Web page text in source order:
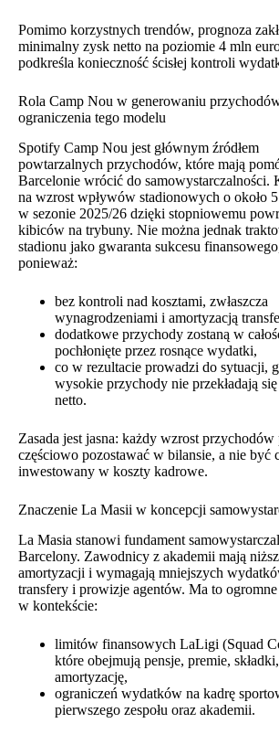
Pomimo korzystnych trendów, prognoza
minimalny zysk netto na poziomie 4 mln
podkreśla konieczność ścisłej kontroli
Rola Camp Nou w generowaniu
ograniczenia tego modelu
Spotify Camp Nou jest głównym źródłem
powtarzalnych przychodów, które mają
Barcelonie wrócić do samowystarczalności.
na wzrost wpływów stadionowych o około
w sezonie 2025/26 dzięki stopniowemu
kibiców na trybuny. Nie można jednak
stadionu jako gwaranta sukcesu
ponieważ:
bez kontroli nad kosztami, zwłaszcza
wynagrodzeniami i amortyzacją
dodatkowe przychody zostaną w
pochłonięte przez rosnące wydatki,
co w rezultacie prowadzi do sytuacji,
wysokie przychody nie przekładają
netto.
Zasada jest jasna: każdy wzrost
częściowo pozostawać w bilansie, a nie być
inwestowany w koszty kadrowe.
Znaczenie La Masii w koncepcji
La Masia stanowi fundament
Barcelony. Zawodnicy z akademii mają
amortyzacji i wymagają mniejszych
transfery i prowizje agentów. Ma to ogromne
w kontekście:
limitów finansowych LaLigi (Squad
które obejmują pensje, premie,
amortyzację,
ograniczeń wydatków na kadrę
pierwszego zespołu oraz akademii.